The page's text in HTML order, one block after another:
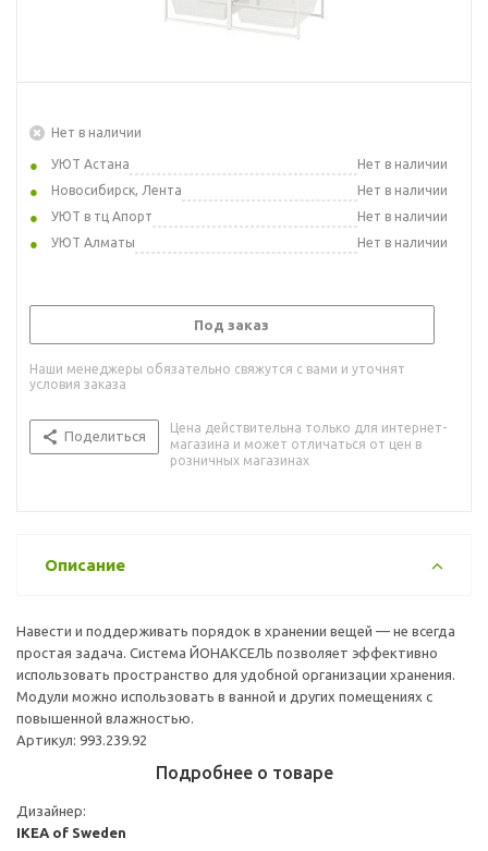
Нет в наличии
УЮТ Астана
Нет в наличии
Новосибирск, Лента
Нет в наличии
УЮТ в тц Апорт
Нет в наличии
УЮТ Алматы
Нет в наличии
Под заказ
Наши менеджеры обязательно свяжутся с вами и уточнят
условия заказа
Поделиться
Цена действительна только для интернет-
магазина и может отличаться от цен в
розничных магазинах
Описание
Навести и поддерживать порядок в хранении вещей — не всегда
простая задача. Система ЙОНАКСЕЛЬ позволяет эффективно
использовать пространство для удобной организации хранения.
Модули можно использовать в ванной и других помещениях с
повышенной влажностью.
Артикул: 993.239.92
Подробнее о товаре
Дизайнер:
IKEA of Sweden